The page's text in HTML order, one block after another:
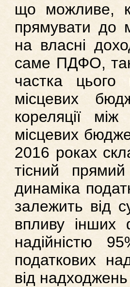
що можливе,
прямувати до
на власні
саме ПДФО, так
частка цього
місцевих
кореляції
місцевих
2016 роках
тісний
динаміка
залежить від
впливу інших
надійністю
податкових
від